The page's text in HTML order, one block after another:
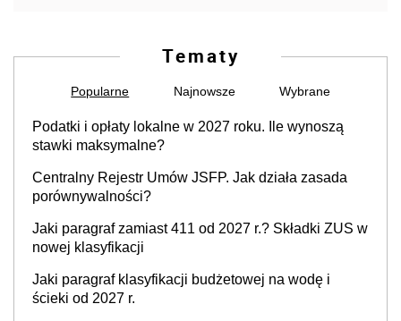
Tematy
Popularne Najnowsze Wybrane
Podatki i opłaty lokalne w 2027 roku. Ile wynoszą
stawki maksymalne?
Centralny Rejestr Umów JSFP. Jak działa zasada
porównywalności?
Jaki paragraf zamiast 411 od 2027 r.? Składki ZUS w
nowej klasyfikacji
Jaki paragraf klasyfikacji budżetowej na wodę i
ścieki od 2027 r.